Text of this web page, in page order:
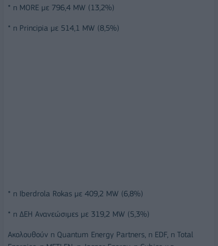
* η ΜORE με 796,4 MW (13,2%)
* η Principia με 514,1 MW (8,5%)
* η Iberdrola Rokas με 409,2 MW (6,8%)
* η ΔΕΗ Ανανεώσιμες με 319,2 MW (5,3%)
Ακολουθούν η Quantum Energy Partners, η EDF, η Total